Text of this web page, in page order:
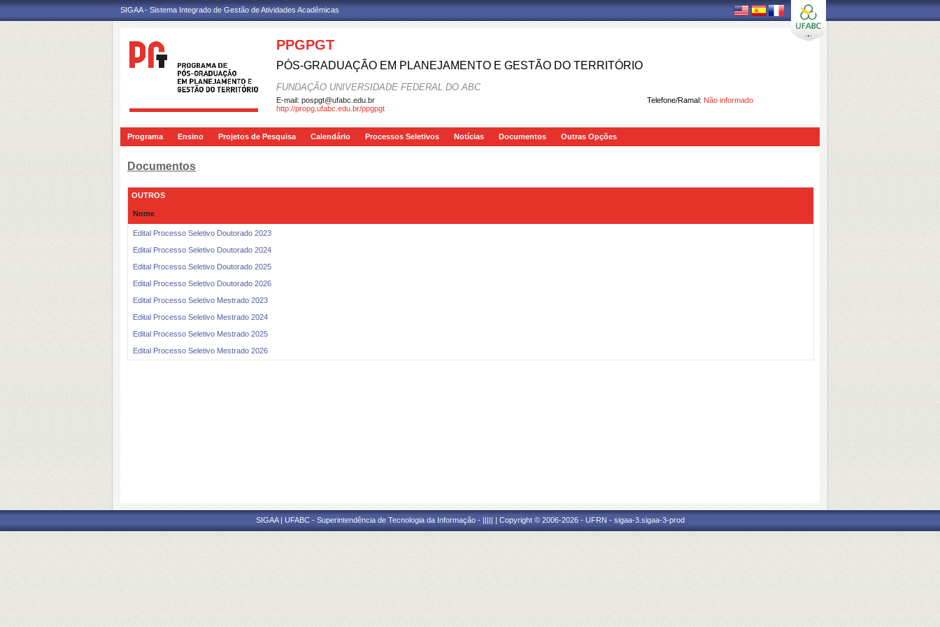
SIGAA - Sistema Integrado de Gestão de Atividades Acadêmicas
PPGPGT
PÓS-GRADUAÇÃO EM PLANEJAMENTO E GESTÃO DO TERRITÓRIO
FUNDAÇÃO UNIVERSIDADE FEDERAL DO ABC
Telefone/Ramal: Não informado
E-mail: pospgt@ufabc.edu.br
http://propg.ufabc.edu.br/ppgpgt
Programa Ensino Projetos de Pesquisa Calendário Processos Seletivos Notícias Documentos Outras Opções
Documentos
OUTROS
Nome
Edital Processo Seletivo Doutorado 2023
Edital Processo Seletivo Doutorado 2024
Edital Processo Seletivo Doutorado 2025
Edital Processo Seletivo Doutorado 2026
Edital Processo Seletivo Mestrado 2023
Edital Processo Seletivo Mestrado 2024
Edital Processo Seletivo Mestrado 2025
Edital Processo Seletivo Mestrado 2026
SIGAA | UFABC - Superintendência de Tecnologia da Informação - ||||| | Copyright © 2006-2026 - UFRN - sigaa-3.sigaa-3-prod